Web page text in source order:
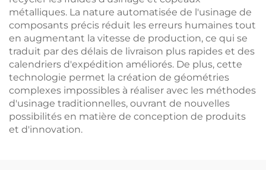
métalliques. La nature automatisée de l'usinage de
composants précis réduit les erreurs humaines tout
en augmentant la vitesse de production, ce qui se
traduit par des délais de livraison plus rapides et des
calendriers d'expédition améliorés. De plus, cette
technologie permet la création de géométries
complexes impossibles à réaliser avec les méthodes
d'usinage traditionnelles, ouvrant de nouvelles
possibilités en matière de conception de produits
et d'innovation.